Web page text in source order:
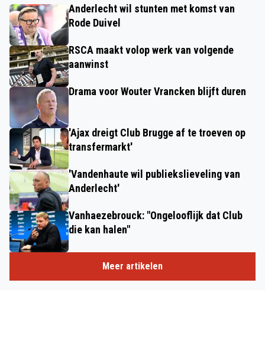
Anderlecht wil stunten met komst van
Rode Duivel
RSCA maakt volop werk van volgende
aanwinst
Drama voor Wouter Vrancken blijft duren
'Ajax dreigt Club Brugge af te troeven op
transfermarkt'
'Vandenhaute wil publiekslieveling van
Anderlecht'
Vanhaezebrouck: "Ongelooflijk dat Club
die kan halen"
Meer artikelen